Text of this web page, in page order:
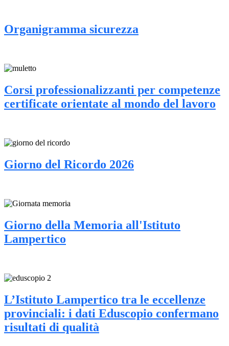
Organigramma sicurezza
Corsi professionalizzanti per competenze
certificate orientate al mondo del lavoro
Giorno del Ricordo 2026
Giorno della Memoria all'Istituto
Lampertico
L’Istituto Lampertico tra le eccellenze
provinciali: i dati Eduscopio confermano
risultati di qualità